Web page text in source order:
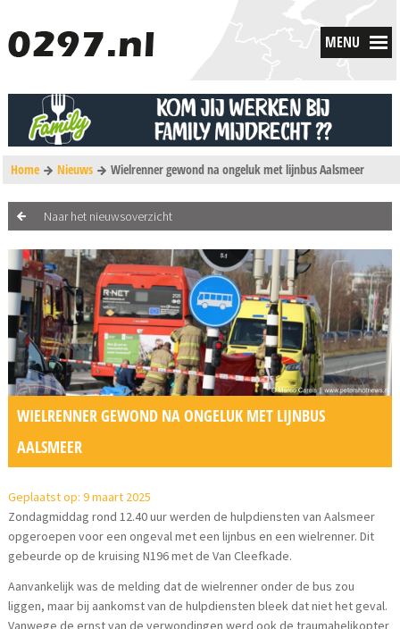
MENU
Home Nieuws Wielrenner gewond na ongeluk met lijnbus Aalsmeer
Naar het nieuwsoverzicht
WIELRENNER GEWOND NA ONGELUK MET LIJNBUS
AALSMEER
Geplaatst op: 9 maart 2025
Zondagmiddag rond 12.40 uur werden de hulpdiensten van Aalsmeer
opgeroepen voor een ongeval met een lijnbus en een wielrenner. Dit
gebeurde op de kruising N196 met de Van Cleefkade.
Aanvankelijk was de melding dat de wielrenner onder de bus zou
liggen, maar bij aankomst van de hulpdiensten bleek dat niet het geval.
Vanwege de ernst van de verwondingen werd ook de traumahelikopter